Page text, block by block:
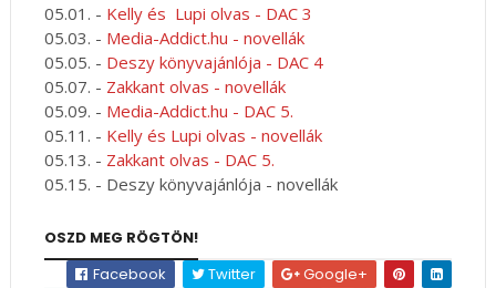
05.01. - Kelly és Lupi olvas - DAC 3
05.03. - Media-Addict.hu - novellák
05.05. - Deszy könyvajánlója - DAC 4
05.07. - Zakkant olvas - novellák
05.09. - Media-Addict.hu - DAC 5.
05.11. - Kelly és Lupi olvas - novellák
05.13. - Zakkant olvas - DAC 5.
05.15. - Deszy könyvajánlója - novellák
OSZD MEG RÖGTÖN!
Facebook
Twitter Google+